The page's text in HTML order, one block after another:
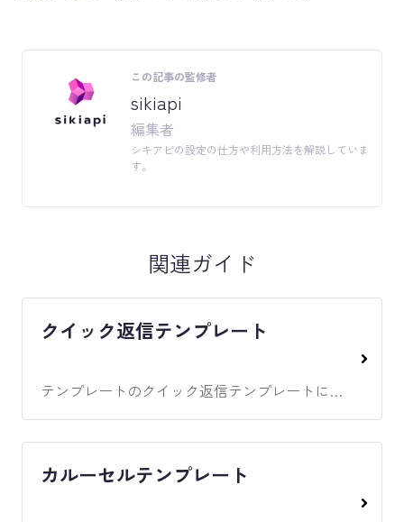
この記事の監修者
sikiapi
編集者
シキアピの設定の仕方や利用方法を解説していま
す。
関連ガイド
クイック返信テンプレート
テンプレートのクイック返信テンプレートに関してのガイド
カルーセルテンプレート